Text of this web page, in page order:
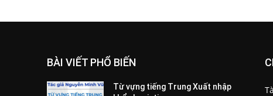
BÀI VIẾT PHỔ BIẾN
Từ vựng tiếng Trung Xuất nhập